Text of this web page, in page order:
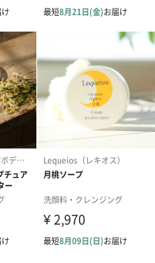
リーティング）
なシーンのメッセージカ
部変更する場合がありま